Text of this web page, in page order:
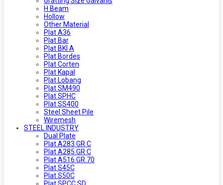
H Beam
Hollow
Other Material
Plat A36
Plat Bar
Plat BKI A
Plat Bordes
Plat Corten
Plat Kapal
Plat Lobang
Plat SM490
Plat SPHC
Plat SS400
Steel Sheet Pile
Wiremesh
STEEL INDUSTRY
Dual Plate
Plat A283 GR C
Plat A285 GR C
Plat A516 GR 70
Plat S45C
Plat S50C
Plat SPCC SD